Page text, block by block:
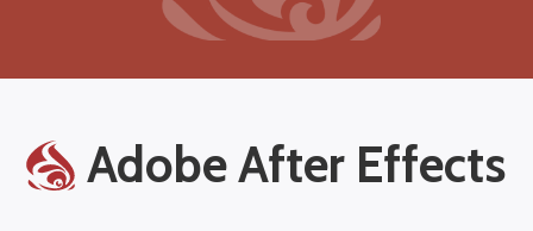
Adobe After Effects